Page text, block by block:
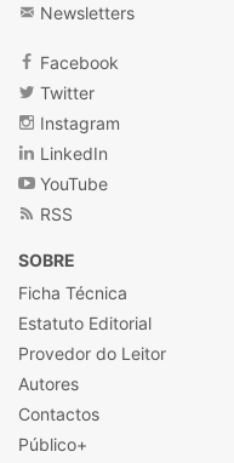
Newsletters
Facebook
Twitter
Instagram
LinkedIn
YouTube
RSS
SOBRE
Ficha Técnica
Estatuto Editorial
Provedor do Leitor
Autores
Contactos
Público+